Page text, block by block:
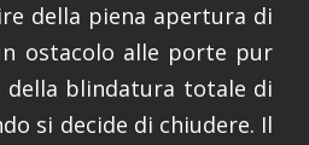
della piena apertura di
ostacolo alle porte pur
della blindatura totale di
si decide di chiudere. Il